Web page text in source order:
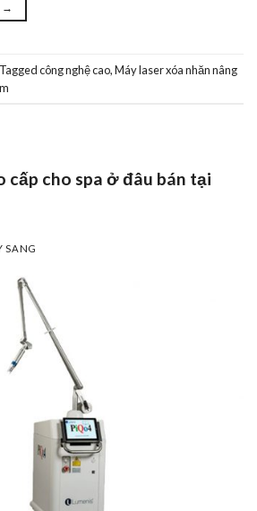
→
Taggedcông nghệ cao,Máy laser xóa nhăn nâng
cấp cho spa ở đâu bán tại
SANG